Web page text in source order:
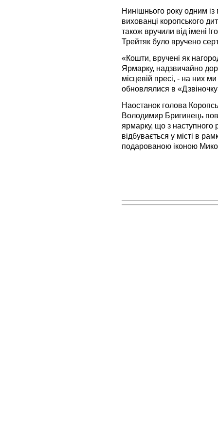
Нинішнього року одним
вихованці коропського
також вручили від імені
Трейтяк було вручено
«Кошти, вручені як
Ярмарку, надзвичайно
місцевій пресі, - на них
обновлялися в
Наостанок голова
Володимир Бригинець
ярмарку, що з наступного
відбувається у місті в
подарованою іконою